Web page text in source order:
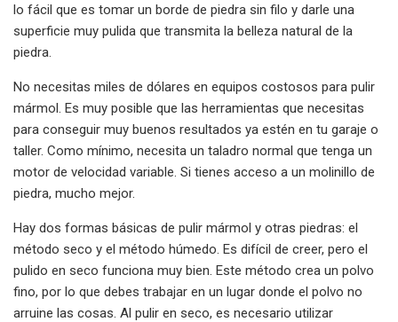
lo fácil que es tomar un borde de piedra sin filo y darle una
superficie muy pulida que transmita la belleza natural de la
piedra.
No necesitas miles de dólares en equipos costosos para pulir
mármol. Es muy posible que las herramientas que necesitas
para conseguir muy buenos resultados ya estén en tu garaje o
taller. Como mínimo, necesita un taladro normal que tenga un
motor de velocidad variable. Si tienes acceso a un molinillo de
piedra, mucho mejor.
Hay dos formas básicas de pulir mármol y otras piedras: el
método seco y el método húmedo. Es difícil de creer, pero el
pulido en seco funciona muy bien. Este método crea un polvo
fino, por lo que debes trabajar en un lugar donde el polvo no
arruine las cosas. Al pulir en seco, es necesario utilizar